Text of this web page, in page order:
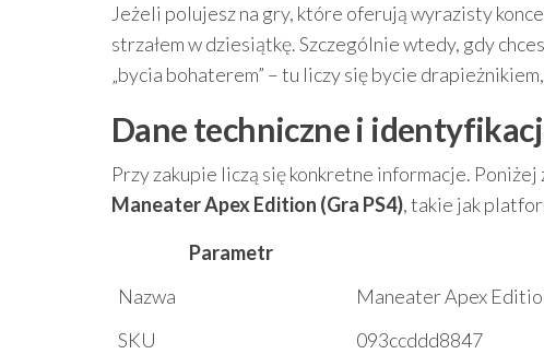
Jeżeli polujesz na gry, które oferują wyrazisty
strzałem w dziesiątkę. Szczególnie wtedy, gdy
„bycia bohaterem” – tu liczy się bycie
Dane techniczne i
Przy zakupie liczą się konkretne informacje.
Maneater Apex Edition (Gra PS4), takie jak
Parametr
Nazwa
Maneater Apex
SKU
093ccddd8847